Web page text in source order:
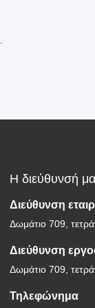
Η διεύθυνσή
Διεύθυνση
Δωμάτιο 709,
Διεύθυνση
Δωμάτιο 709,
Τηλεφώνημα